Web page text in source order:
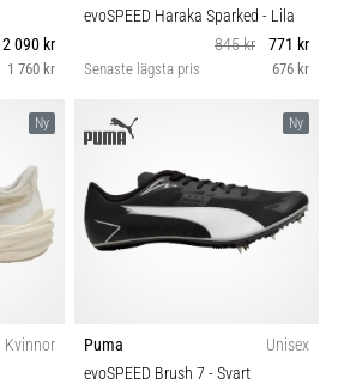
2 090 kr
1 760 kr
evoSPEED Haraka Sparked - Lila
845 kr
771 kr
Senaste lägsta pris 676 kr
Ny
Kvinnor
Ny
Puma
Unisex
evoSPEED Brush 7 - Svart